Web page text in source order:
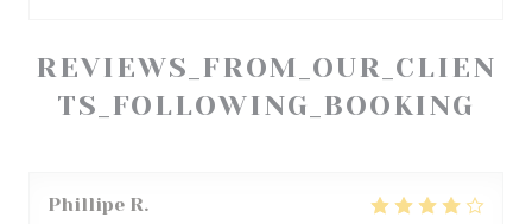
REVIEWS_FROM_OUR_CLIEN
TS_FOLLOWING_BOOKING
Phillipe R